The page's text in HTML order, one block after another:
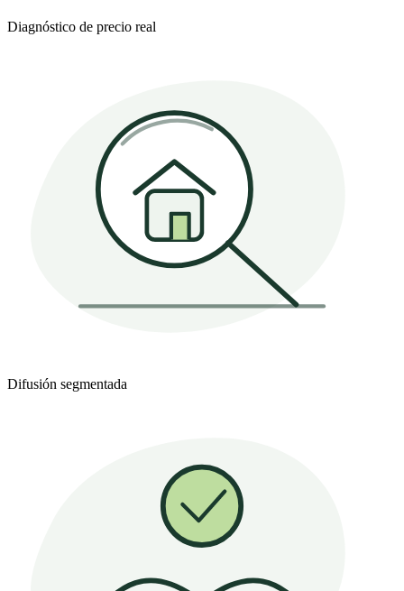
Diagnóstico de precio real
Difusión segmentada